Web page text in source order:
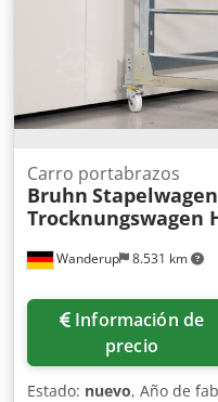
Wanderup 8.531 km
Carro portabrazos
Bruhn Stapelwagen
Trocknungswagen
Información de
precio
Estado: nuevo, Año de